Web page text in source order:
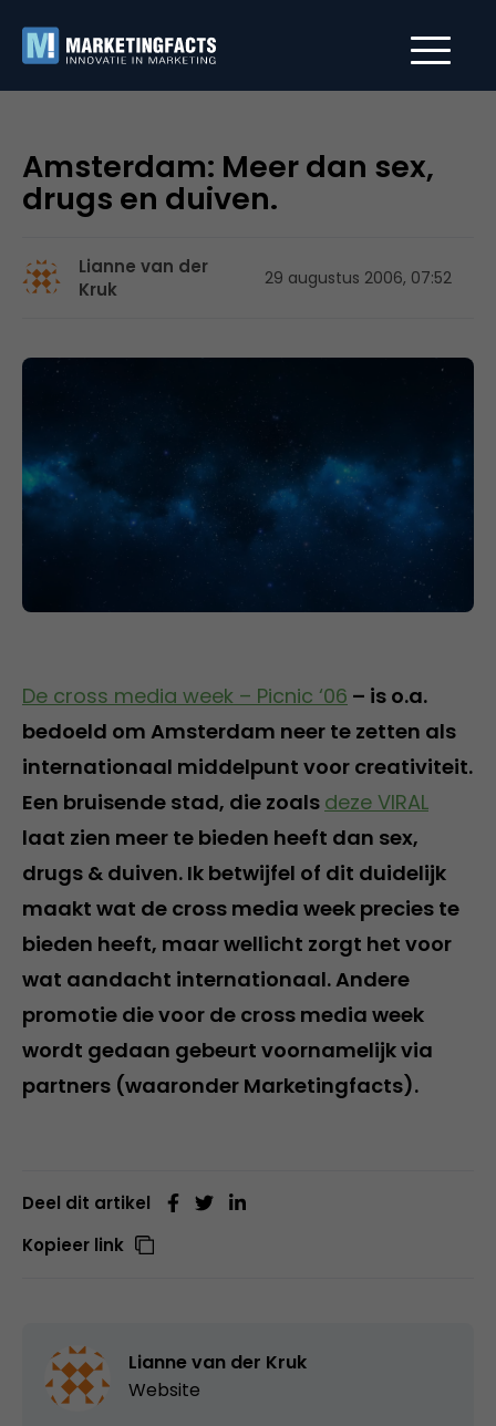
Amsterdam: Meer dan sex,
drugs en duiven.
Lianne van der
Kruk
29 augustus 2006, 07:52
De cross media week – Picnic ‘06 – is o.a.
bedoeld om Amsterdam neer te zetten als
internationaal middelpunt voor creativiteit.
Een bruisende stad, die zoals deze VIRAL
laat zien meer te bieden heeft dan sex,
drugs & duiven. Ik betwijfel of dit duidelijk
maakt wat de cross media week precies te
bieden heeft, maar wellicht zorgt het voor
wat aandacht internationaal. Andere
promotie die voor de cross media week
wordt gedaan gebeurt voornamelijk via
partners (waaronder Marketingfacts).
Deel dit artikel
Kopieer link
Lianne van der Kruk
Website